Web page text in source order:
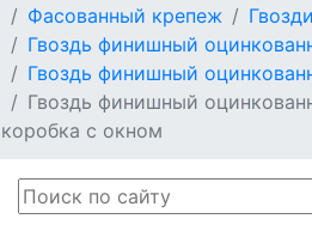
Фасованный крепеж
Гвозди
Гвоздь финишный
Гвоздь финишный
Гвоздь финишный
коробка с окном